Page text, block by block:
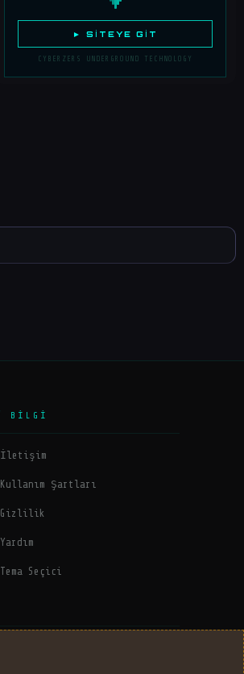
► SITEYE GIT
CYBERZERS UNDERGROUND TECHNOLOGY
BILGI
İletişim
Kullanım Şartları
Gizlilik
Yardım
Tema Seçici